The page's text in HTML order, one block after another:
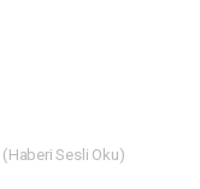
(Haberi Sesli Oku)